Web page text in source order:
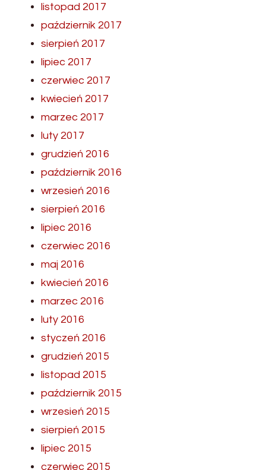
listopad 2017
październik 2017
sierpień 2017
lipiec 2017
czerwiec 2017
kwiecień 2017
marzec 2017
luty 2017
grudzień 2016
październik 2016
wrzesień 2016
sierpień 2016
lipiec 2016
czerwiec 2016
maj 2016
kwiecień 2016
marzec 2016
luty 2016
styczeń 2016
grudzień 2015
listopad 2015
październik 2015
wrzesień 2015
sierpień 2015
lipiec 2015
czerwiec 2015